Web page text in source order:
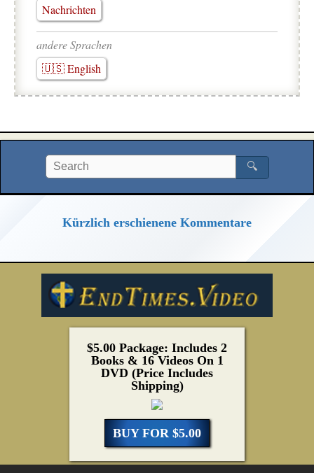
Nachrichten
andere Sprachen
🇺🇸 English
🔍
Kürzlich erschienene Kommentare
$5.00 Package: Includes 2
Books & 16 Videos On 1
DVD (Price Includes
Shipping)
BUY FOR $5.00